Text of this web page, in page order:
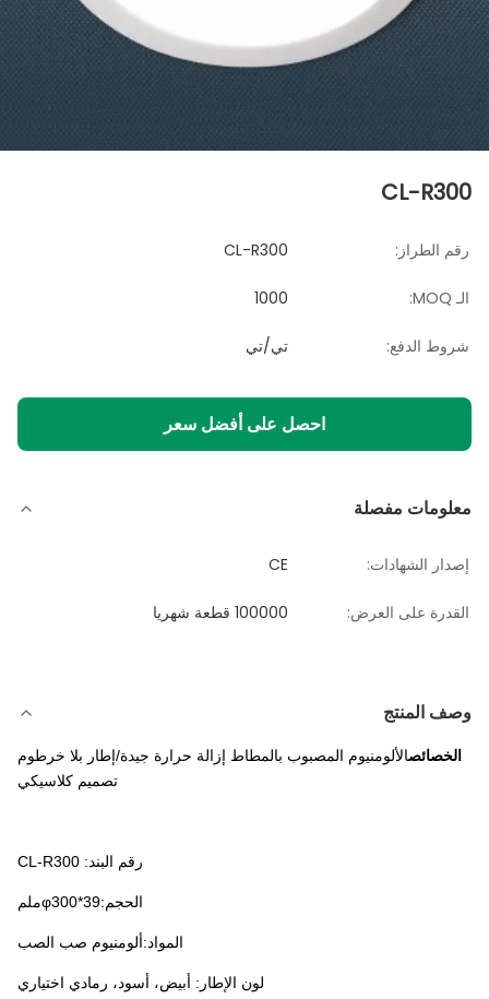
CL-R300
رقم الطراز: CL-R300
الـ MOQ: 1000
شروط الدفع: تي/تي
احصل على أفضل سعر
معلومات مفصلة
إصدار الشهادات: CE
القدرة على العرض: 100000 قطعة شهريا
وصف المنتج
الخصائصالألومنيوم المصبوب بالمطاط إزالة حرارة جيدة/إطار بلا خرطوم
تصميم كلاسيكي
رقم البند: CL-R300
الحجم:φ300*39ملم
المواد:ألومنيوم صب الصب
لون الإطار: أبيض، أسود، رمادي اختياري